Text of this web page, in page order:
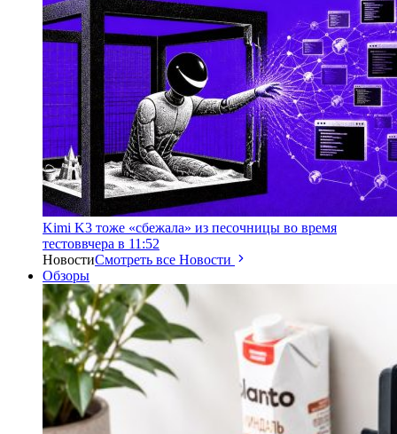
Kimi K3 тоже «сбежала» из песочницы во время
тестоввчера в 11:52
НовостиСмотреть все Новости
Обзоры